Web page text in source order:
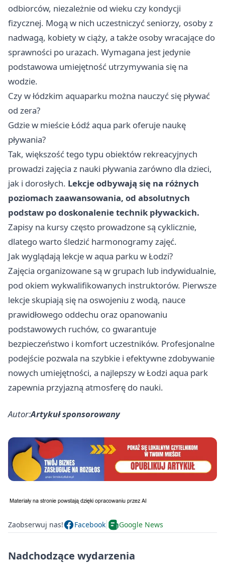
odbiorców, niezależnie od wieku czy kondycji
fizycznej. Mogą w nich uczestniczyć seniorzy, osoby z
nadwagą, kobiety w ciąży, a także osoby wracające do
sprawności po urazach. Wymagana jest jedynie
podstawowa umiejętność utrzymywania się na
wodzie.
Czy w łódzkim aquaparku można nauczyć się pływać
od zera?
Gdzie w mieście Łódź aqua park oferuje naukę
pływania?
Tak, większość tego typu obiektów rekreacyjnych
prowadzi zajęcia z nauki pływania zarówno dla dzieci,
jak i dorosłych. Lekcje odbywają się na różnych
poziomach zaawansowania, od absolutnych
podstaw po doskonalenie technik pływackich.
Zapisy na kursy często prowadzone są cyklicznie,
dlatego warto śledzić harmonogramy zajęć.
Jak wyglądają lekcje w aqua parku w Łodzi?
Zajęcia organizowane są w grupach lub indywidualnie,
pod okiem wykwalifikowanych instruktorów. Pierwsze
lekcje skupiają się na oswojeniu z wodą, nauce
prawidłowego oddechu oraz opanowaniu
podstawowych ruchów, co gwarantuje
bezpieczeństwo i komfort uczestników. Profesjonalne
podejście pozwala na szybkie i efektywne zdobywanie
nowych umiejętności, a najlepszyw Łodzi aqua park
zapewnia przyjazną atmosferę do nauki.
Autor:Artykuł sponsorowany
Zaobserwuj nas! Facebook Google News
Nadchodzące wydarzenia